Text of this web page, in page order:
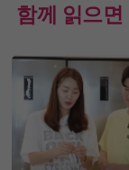
함께 읽으면